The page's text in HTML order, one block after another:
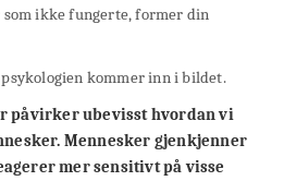
ikke fungerte, former din
kommer inn i bildet.
påvirker ubevisst hvordan vi
Mennesker gjenkjenner
mer sensitivt på visse